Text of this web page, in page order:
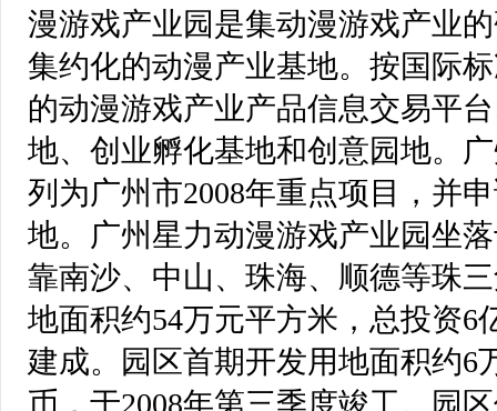
漫游戏产业园是集动漫游戏产业
集约化的动漫产业基地。按国际
的动漫游戏产业产品信息交易平
地、创业孵化基地和创意园地。
列为广州市2008年重点项目，并
地。广州星力动漫游戏产业园坐
靠南沙、中山、珠海、顺德等珠
地面积约54万元平方米，总投资6
建成。园区首期开发用地面积约6
币，于2008年第三季度竣工。园